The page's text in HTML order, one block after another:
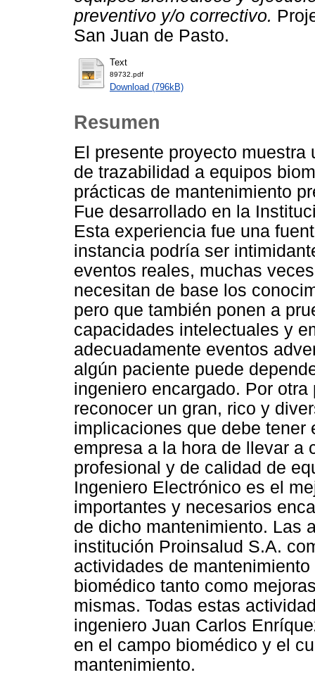
preventivo y/o correctivo.
San Juan de Pasto.
Text
89732.pdf
Download (796kB)
Resumen
El presente proyecto
de trazabilidad a equipos
prácticas de mantenimiento
Fue desarrollado en la
Esta experiencia fue una
instancia podría ser
eventos reales, muchas
necesitan de base los
pero que también ponen a
capacidades intelectuales y
adecuadamente eventos
algún paciente puede
ingeniero encargado. Por
reconocer un gran, rico y
implicaciones que debe
empresa a la hora de llevar a
profesional y de calidad de
Ingeniero Electrónico es el
importantes y necesarios
de dicho mantenimiento. Las
institución Proinsalud S.A.
actividades de
biomédico tanto como
mismas. Todas estas
ingeniero Juan Carlos
en el campo biomédico y el
mantenimiento.